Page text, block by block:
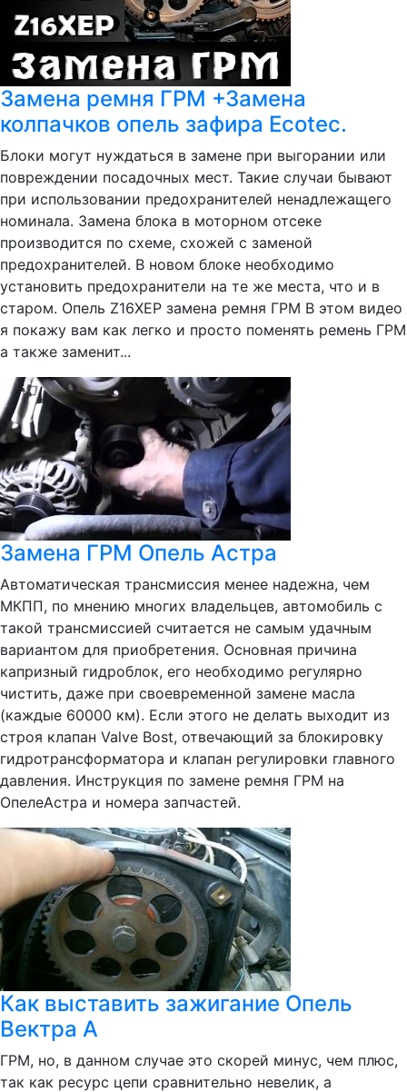
Замена ремня ГРМ +Замена
колпачков опель зафира Ecotec.
Блоки могут нуждаться в замене при выгорании или
повреждении посадочных мест. Такие случаи бывают
при использовании предохранителей ненадлежащего
номинала. Замена блока в моторном отсеке
производится по схеме, схожей с заменой
предохранителей. В новом блоке необходимо
установить предохранители на те же места, что и в
старом. Опель Z16XEP замена ремня ГРМ В этом видео
я покажу вам как легко и просто поменять ремень ГРМ
а также заменит...
Замена ГРМ Опель Астра
Автоматическая трансмиссия менее надежна, чем
МКПП, по мнению многих владельцев, автомобиль с
такой трансмиссией считается не самым удачным
вариантом для приобретения. Основная причина
капризный гидроблок, его необходимо регулярно
чистить, даже при своевременной замене масла
(каждые 60000 км). Если этого не делать выходит из
строя клапан Valve Bost, отвечающий за блокировку
гидротрансформатора и клапан регулировки главного
давления. Инструкция по замене ремня ГРМ на
ОпелеАстра и номера запчастей.
Как выставить зажигание Опель
Вектра А
ГРМ, но, в данном случае это скорей минус, чем плюс,
так как ресурс цепи сравнительно невелик, а